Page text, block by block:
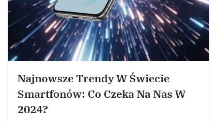
Najnowsze Trendy W Świecie
Smartfonów: Co Czeka Na Nas W
2024?